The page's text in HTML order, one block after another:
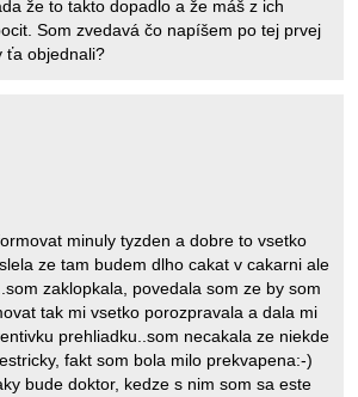
že to takto dopadlo a že máš z ich
Som zvedavá čo napíšem po tej prvej
ťa objednali?
minuly tyzden a dobre to vsetko
ze tam budem dlho cakat v cakarni ale
zaklopkala, povedala som ze by som
tak mi vsetko porozpravala a dala mi
prehliadku..som necakala ze niekde
fakt som bola milo prekvapena:-)
bude doktor, kedze s nim som sa este